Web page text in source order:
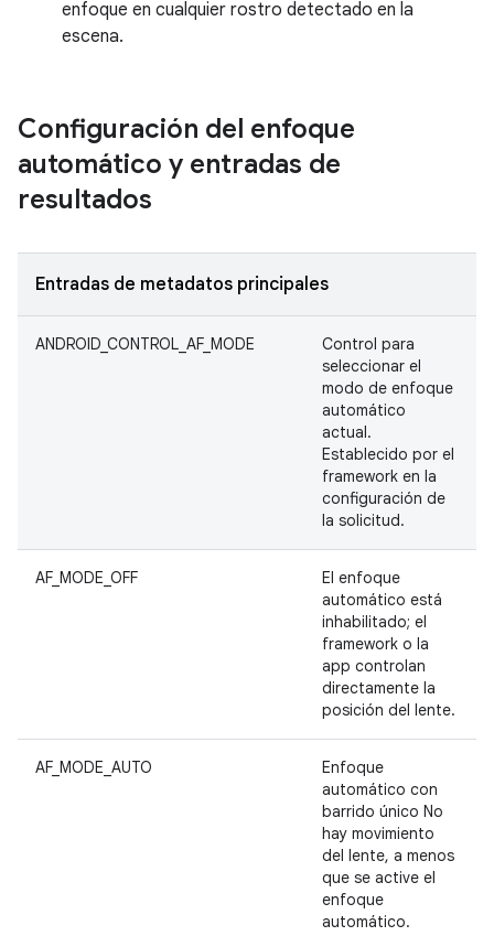
enfoque en cualquier rostro detectado en la
escena.
Configuración del enfoque
automático y entradas de
resultados
Entradas de metadatos principales
ANDROID_CONTROL_AF_MODE
Control para
seleccionar el
modo de enfoque
automático
actual.
Establecido por el
framework en la
configuración de
la solicitud.
AF_MODE_OFF
El enfoque
automático está
inhabilitado; el
framework o la
app controlan
directamente la
posición del lente.
AF_MODE_AUTO
Enfoque
automático con
barrido único No
hay movimiento
del lente, a menos
que se active el
enfoque
automático.